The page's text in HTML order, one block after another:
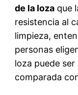
de la loza que
resistencia al
limpieza,
personas
loza puede
comparada